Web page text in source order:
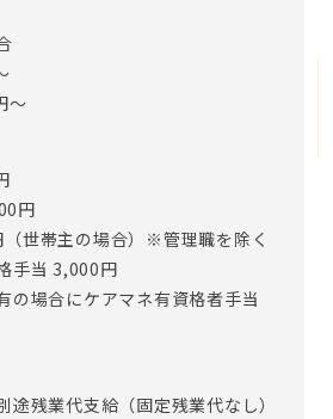
なか味わえない､｢誰かの役に立って
ュニケーションを取ることもありま
長をはじめ、皆で声をかけ合える環
フの距離が密接である事も、アズハ
です。
業務に携わりませんが、ご入居者
べり等で、ほっこり癒されること
～
円
世帯主の場合）※管理職を除く
手当 3,000円
の場合にケアマネ有資格者手当
残業代支給（固定残業代なし）